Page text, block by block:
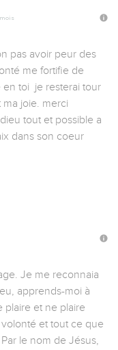
pas avoir peur des
me fortifie de
toi  je resterai tour
joie. merci
tout et possible a
dans son coeur
Je me reconnaia
apprends-moi à
plaire et ne plaire
et tout ce que
le nom de Jésus,